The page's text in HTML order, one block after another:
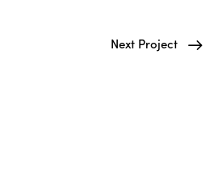
Next Project